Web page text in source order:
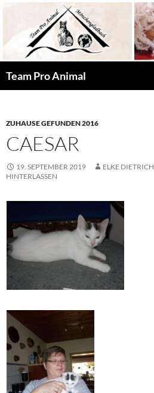
springen
Team Pro Animal
ZUHAUSE GEFUNDEN 2016
CAESAR
19. SEPTEMBER 2019 ELKE DIETRICH
HINTERLASSEN